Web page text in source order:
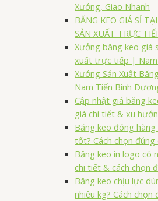
Xưởng, Giao Nhanh
BĂNG KEO GIÁ SỈ
SẢN XUẤT TRỰC
Xưởng băng keo giá
xuất trực tiếp | Nam
Xưởng Sản Xuất
Nam Tiến Bình
Cập nhật giá băng
giá chi tiết & xu
Băng keo đóng
tốt? Cách chọn
Băng keo in logo có
chi tiết & cách chọn
Băng keo chịu lực
nhiêu kg? Cách